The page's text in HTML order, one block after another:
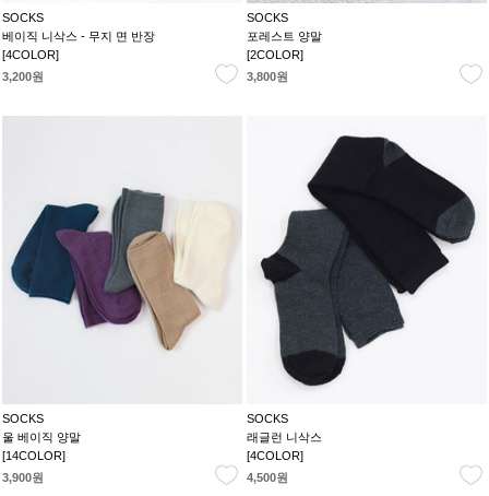
SOCKS
베이직 니삭스 - 무지 면 반장
[4COLOR]
3,200원
SOCKS
포레스트 양말
[2COLOR]
3,800원
SOCKS
울 베이직 양말
[14COLOR]
3,900원
SOCKS
래글런 니삭스
[4COLOR]
4,500원